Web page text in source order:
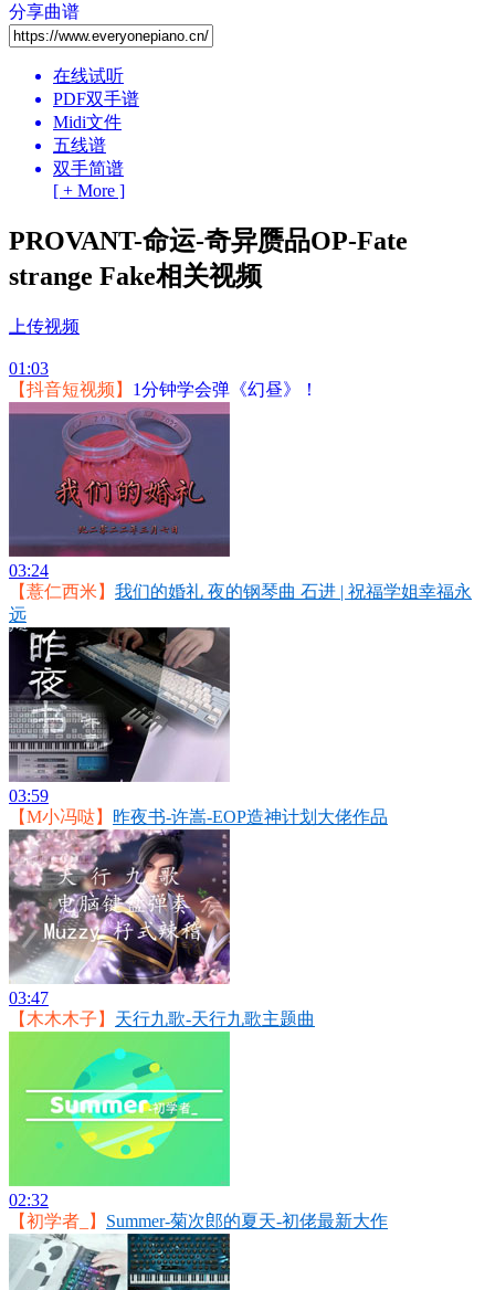
分享曲谱
在线试听
PDF双手谱
Midi文件
五线谱
双手简谱
[ + More ]
PROVANT-命运-奇异赝品OP-Fate
strange Fake相关视频
上传视频
01:03
【抖音短视频】 1分钟学会弹《幻昼》！
03:24
【薏仁西米】 我们的婚礼 夜的钢琴曲 石进 | 祝福学姐幸福永
远
03:59
【M小冯哒】 昨夜书-许嵩-EOP造神计划大佬作品
03:47
【木木木子】 天行九歌-天行九歌主题曲
02:32
【初学者_】 Summer-菊次郎的夏天-初佬最新大作